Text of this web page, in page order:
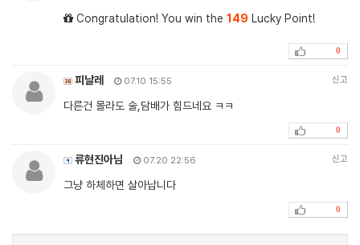
Congratulation! You win the 149 Lucky Point!
0
피날레 07.10 15:55 신고
다른건 몰라도 술,담배가 힘드네요 ㅋㅋ
0
류현진아님 07.20 22:56 신고
그냥 하체하면 살아납니다
0